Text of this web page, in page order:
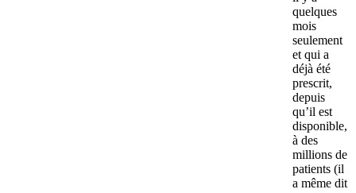
quelques
mois
seulement
et qui a
déjà été
prescrit,
depuis
qu’il est
disponible,
à des
millions de
patients (il
a même dit